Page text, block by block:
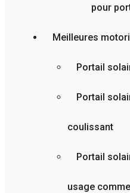
pour
Meilleures
Portail
Portail
coulissant
Portail
usage